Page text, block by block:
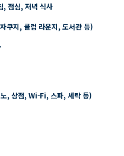
, 점심, 저녁 식사
쿠지, 클럽 라운지, 도서관 등)
, 상점, Wi-Fi, 스파, 세탁 등)